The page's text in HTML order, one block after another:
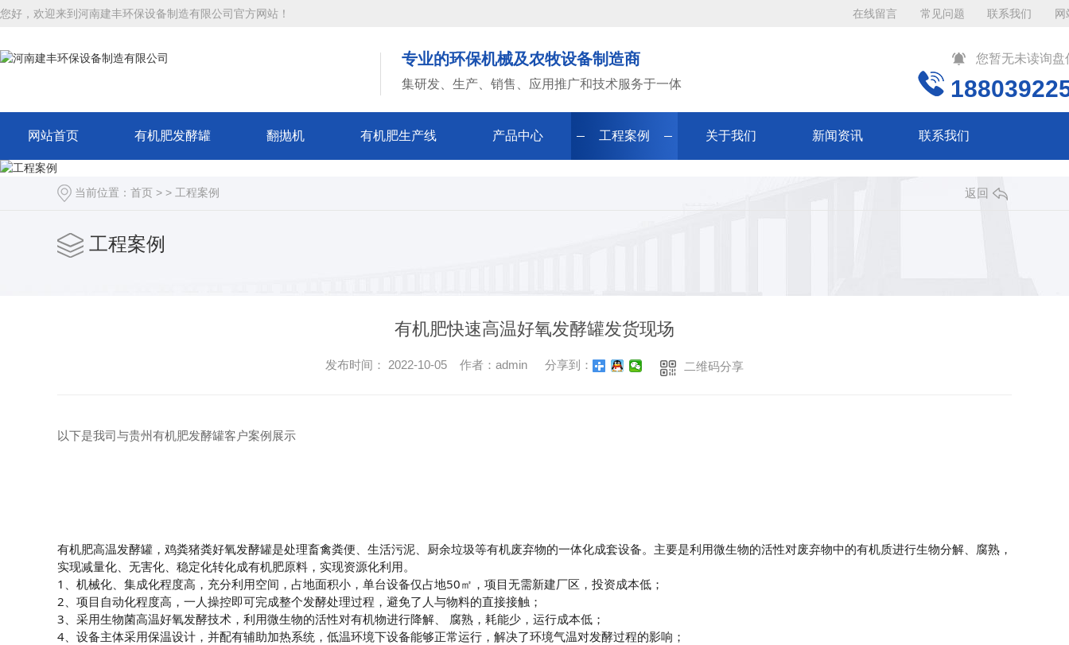
您好，欢迎来到河南建丰环保设备制造有限公司官方网站！ 在线留言 常见问题 联系我们
专业的环保机械及农牧设备制造商
集研发、生产、销售、应用推广和技术服务于一体
您暂无未读询盘
网站首页 有机肥发酵罐 翻抛机 有机肥生产线 产品中心 工程案例 关于我们 新闻资讯 联系我们
当前位置： 首页 > > 工程案例 返回
工程案例
有机肥快速高温好氧发酵罐发货现场
发布时间： 2022-10-05 作者：admin 分享到： 二维码分享
以下是我司与贵州有机肥发酵罐客户案例展示
有机肥高温发酵罐，鸡粪猪粪好氧发酵罐是处理畜禽粪便、生活污泥、厨余垃圾等有机废弃物的一体化成套设备。主要是利用微生物的活性对废弃物中的有机质进行生物分解、腐熟，
实现减量化、无害化、稳定化转化成有机肥原料，实现资源化利用。
1、机械化、集成化程度高，充分利用空间，占地面积小，单台设备仅占地50㎡，项目无需新建厂区，投资成本低；
2、项目自动化程度高，一人操控即可完成整个发酵处理过程，避免了人与物料的直接接触；
3、采用生物菌高温好氧发酵技术，利用微生物的活性对有机物进行降解、 腐熟，耗能少，运行成本低；
4、设备主体采用保温设计，并配有辅助加热系统，低温环境下设备能够正常运行，解决了环境气温对发酵过程的影响；